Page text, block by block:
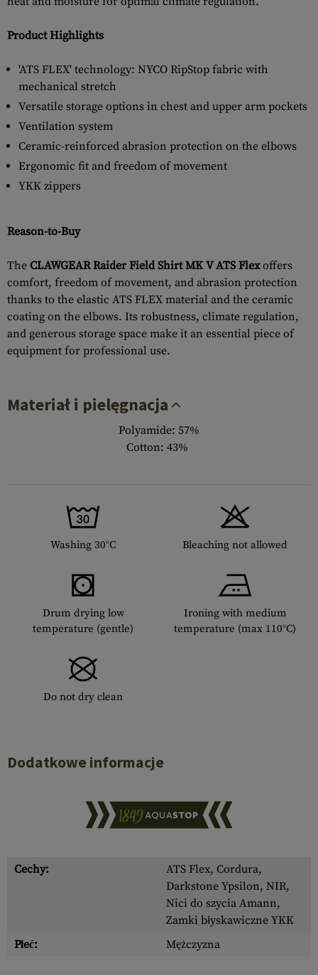
Product Highlights
'ATS FLEX' technology: NYCO RipStop fabric with
mechanical stretch
Versatile storage options in chest and upper arm pockets
Ventilation system
Ceramic-reinforced abrasion protection on the elbows
Ergonomic fit and freedom of movement
YKK zippers
Reason-to-Buy
The CLAWGEAR Raider Field Shirt MK V ATS Flexoffers
comfort, freedom of movement, and abrasion protection
thanks to the elastic ATS FLEX material and the ceramic
coating on the elbows. Its robustness, climate regulation,
and generous storage space make it an essential piece of
equipment for professional use.
Materiał i pielęgnacja
Polyamide: 57%
Cotton: 43%
Washing 30°C Bleaching not allowed
Drum drying low
temperature (gentle)
Ironing with medium
temperature (max 110°C)
Do not dry clean
Dodatkowe informacje
Cechy:
ATS Flex, Cordura,
Darkstone Ypsilon, NIR,
Nici do szycia Amann,
Zamki błyskawiczne YKK
Płeć:
Mężczyzna